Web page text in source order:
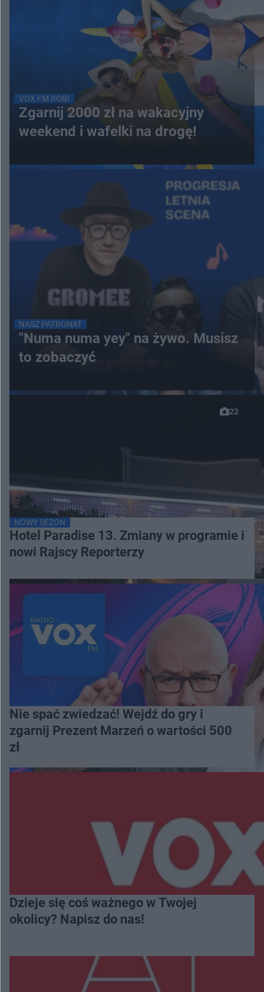
VOX FM ROBI
Zgarnij 2000 zł na wakacyjny
weekend i wafelki na drogę!
NASZ PATRONAT
"Numa numa yey" na żywo. Musisz
to zobaczyć
22
NOWY SEZON
Hotel Paradise 13. Zmiany w programie i
nowi Rajscy Reporterzy
Nie spać zwiedzać! Wejdź do gry i
zgarnij Prezent Marzeń o wartości 500
zł
Dzieje się coś ważnego w Twojej
okolicy? Napisz do nas!
Więcej